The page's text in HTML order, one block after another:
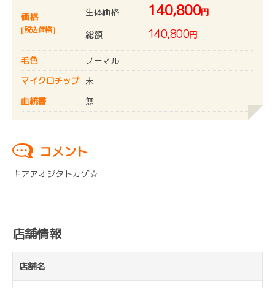
価格
[税込価格]
生体価格 140,800円
総額
140,800円
毛色
ノーマル
マイクロチップ
未
血統書
無
コメント
キアアオジタトカゲ☆
店舗情報
店舗名